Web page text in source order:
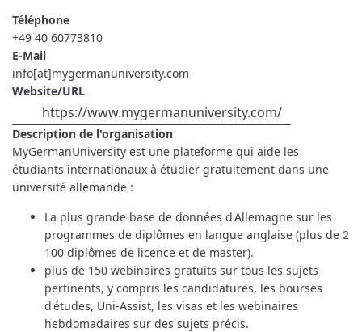
Téléphone
+49 40 60773810
E-Mail
info[at]mygermanuniversity.com
Website/URL
https://www.mygermanuniversity.com/
Description de l'organisation
MyGermanUniversity est une plateforme qui aide les
étudiants internationaux à étudier gratuitement dans une
université allemande :
La plus grande base de données d'Allemagne sur les
programmes de diplômes en langue anglaise (plus de 2
100 diplômes de licence et de master).
plus de 150 webinaires gratuits sur tous les sujets
pertinents, y compris les candidatures, les bourses
d'études, Uni-Assist, les visas et les webinaires
hebdomadaires sur des sujets précis.